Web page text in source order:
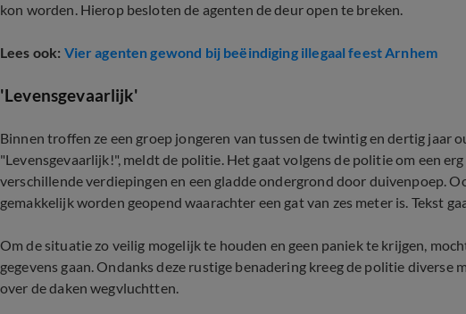
kon worden. Hierop besloten de agenten de deur open te breken.
Lees ook: Vier agenten gewond bij beëindiging illegaal feest Arnhem
'Levensgevaarlijk'
Binnen troffen ze een groep jongeren van tussen de twintig en dertig jaar
"Levensgevaarlijk!", meldt de politie. Het gaat volgens de politie om een
verschillende verdiepingen en een gladde ondergrond door duivenpoep.
gemakkelijk worden geopend waarachter een gat van zes meter is. Tekst
Om de situatie zo veilig mogelijk te houden en geen paniek te krijgen,
gegevens gaan. Ondanks deze rustige benadering kreeg de politie diverse
over de daken wegvluchtten.